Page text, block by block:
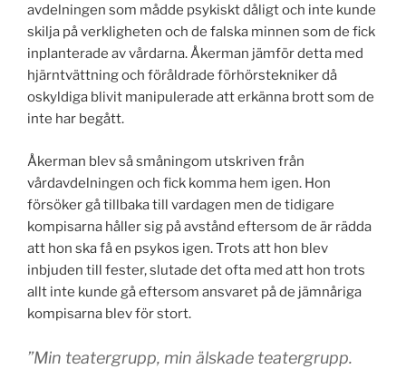
avdelningen som mådde psykiskt dåligt och inte kunde
skilja på verkligheten och de falska minnen som de fick
inplanterade av vårdarna. Åkerman jämför detta med
hjärntvättning och föråldrade förhörstekniker då
oskyldiga blivit manipulerade att erkänna brott som de
inte har begått.
Åkerman blev så småningom utskriven från
vårdavdelningen och fick komma hem igen. Hon
försöker gå tillbaka till vardagen men de tidigare
kompisarna håller sig på avstånd eftersom de är rädda
att hon ska få en psykos igen. Trots att hon blev
inbjuden till fester, slutade det ofta med att hon trots
allt inte kunde gå eftersom ansvaret på de jämnåriga
kompisarna blev för stort.
”Min teatergrupp, min älskade teatergrupp.